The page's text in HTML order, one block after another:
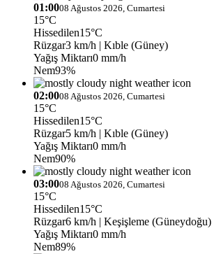
01:0008 Ağustos 2026, Cumartesi
15°C
Hissedilen15°C
Rüzgar3 km/h | Kıble (Güney)
Yağış Miktarı0 mm/h
Nem93%
02:0008 Ağustos 2026, Cumartesi
15°C
Hissedilen15°C
Rüzgar5 km/h | Kıble (Güney)
Yağış Miktarı0 mm/h
Nem90%
03:0008 Ağustos 2026, Cumartesi
15°C
Hissedilen15°C
Rüzgar6 km/h | Keşişleme (Güneydoğu)
Yağış Miktarı0 mm/h
Nem89%